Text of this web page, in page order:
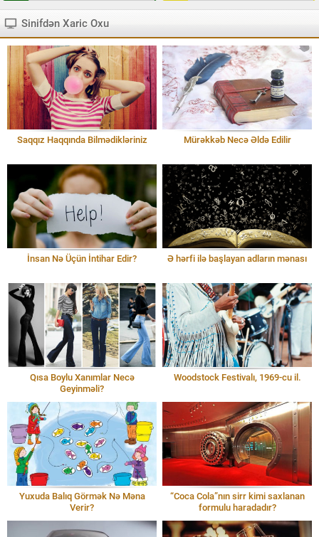
Sinifdən Xaric Oxu
Saqqız Haqqında Bilmədikləriniz Mürəkkəb Necə Əldə Edilir
İnsan Nə Üçün İntihar Edir? Ə hərfi ilə başlayan adların mənası
Qısa Boylu Xanımlar Necə
Geyinməli?
Woodstock Festivalı, 1969-cu il.
Yuxuda Balıq Görmək Nə Məna
Verir?
“Coca Cola”nın sirr kimi saxlanan
formulu haradadır?